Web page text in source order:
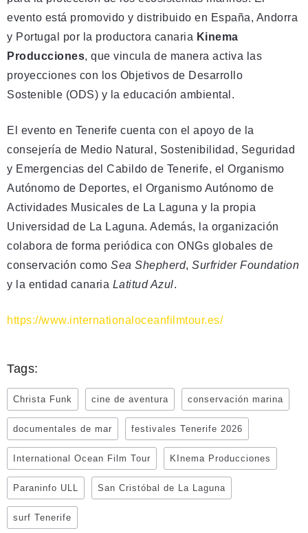
evento está promovido y distribuido en España, Andorra
y Portugal por la productora canaria Kinema
Producciones, que vincula de manera activa las
proyecciones con los Objetivos de Desarrollo
Sostenible (ODS) y la educación ambiental.
El evento en Tenerife cuenta con el apoyo de la
consejería de Medio Natural, Sostenibilidad, Seguridad
y Emergencias del Cabildo de Tenerife, el Organismo
Autónomo de Deportes, el Organismo Autónomo de
Actividades Musicales de La Laguna y la propia
Universidad de La Laguna. Además, la organización
colabora de forma periódica con ONGs globales de
conservación como Sea Shepherd, Surfrider Foundation
y la entidad canaria Latitud Azul.
https://www.internationaloceanfilmtour.es/
Tags:
Christa Funk cine de aventura conservación marina
documentales de mar festivales Tenerife 2026
International Ocean Film Tour KInema Producciones
Paraninfo ULL San Cristóbal de La Laguna
surf Tenerife